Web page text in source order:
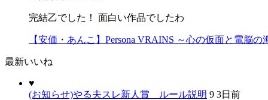
完結乙でした！ 面白い作品でしたわ
【安価・あんこ】Persona VRAINS ～心の仮面と電脳
最新いいね
♥
(お知らせ)やる夫スレ新人賞 ルール説明 9 3日前